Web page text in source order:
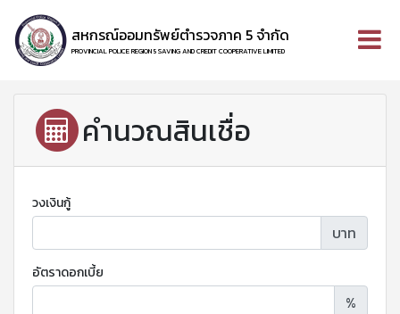
สหกรณ์ออมทรัพย์ตำรวจภาค 5 จำกัด
PROVINCIAL POLICE REGION 5 SAVING AND CREDIT COOPERATIVE LIMITED
คำนวณสินเชื่อ
วงเงินกู้
บาท
อัตราดอกเบี้ย
%